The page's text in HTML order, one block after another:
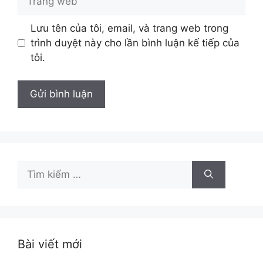
Lưu tên của tôi, email, và trang web trong
trình duyệt này cho lần bình luận kế tiếp của
tôi.
Tìm
kiếm
Bài viết mới